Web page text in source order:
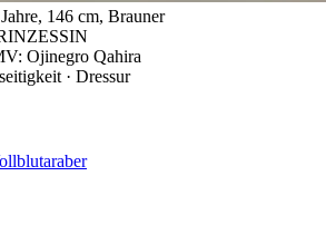
146 cm, Brauner
Ojinegro Qahira
· Dressur